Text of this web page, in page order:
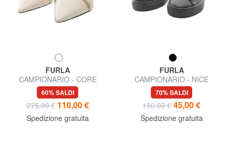
FURLA
CAMPIONARIO - CORE
Scarpe in pelle
60% SALDI
275,00 € 110,00 €
Spedizione gratuita
FURLA
CAMPIONARIO - NICE
Sneakers in pelle
70% SALDI
150,00 € 45,00 €
Spedizione gratuita